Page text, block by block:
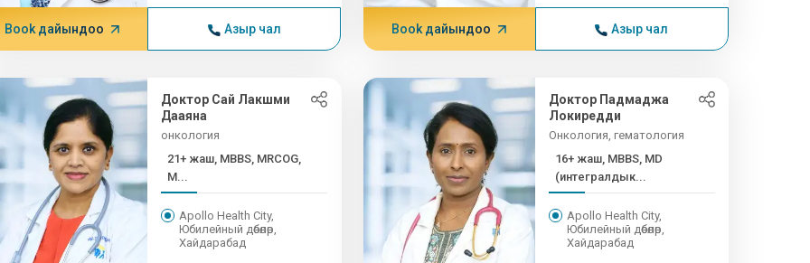
Book дайындоо Азыр чал Book дайындоо Азыр чал
Доктор Сай Лакшми
Дааяна
онкология
21+ жаш, MBBS, MRCOG,
M...
Apollo Health City,
Юбилейный дөбөлөр,
Хайдарабад
Доктор Падмаджа
Локиредди
Онкология, гематология
16+ жаш, MBBS, MD
(интегралдык...
Apollo Health City,
Юбилейный дөбөлөр,
Хайдарабад